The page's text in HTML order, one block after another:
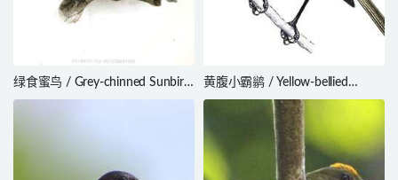
绿食蜜鸟 / Grey-chinned Sunbird
/ Anthreptes rectirostris
黄腹小霸鹟 / Yellow-bellied
Tyrannulet / Ornithion